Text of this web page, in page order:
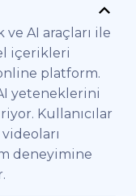
AI araçları ile
içerikleri
platform.
yeteneklerini
Kullanıcılar
deneyimine